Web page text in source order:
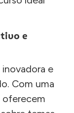
e
e
Com uma
oferecem